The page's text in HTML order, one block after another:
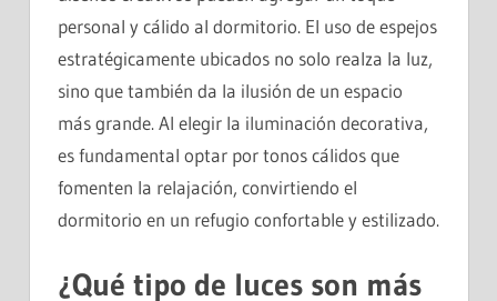
personal y cálido al dormitorio. El uso de espejos
estratégicamente ubicados no solo realza la luz,
sino que también da la ilusión de un espacio
más grande. Al elegir la iluminación decorativa,
es fundamental optar por tonos cálidos que
fomenten la relajación, convirtiendo el
dormitorio en un refugio confortable y estilizado.
¿Qué tipo de luces son más